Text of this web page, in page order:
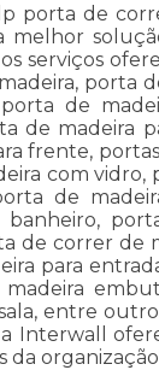
porta de
melhor
serviços
porta
de
de madeira
frente,
com vidro,
de
banheiro,
de correr de
para
entre
Interwall
da